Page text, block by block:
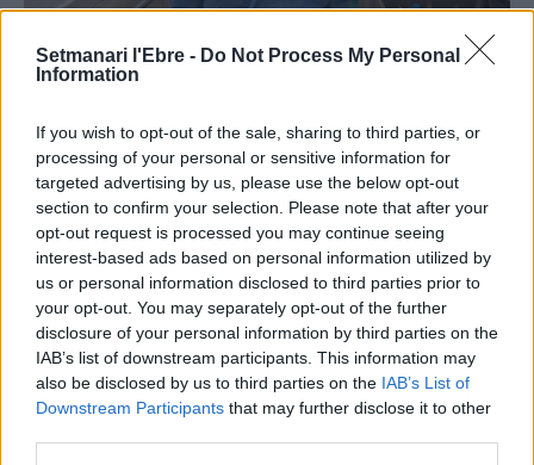
Setmanari l'Ebre - Do Not Process My Personal
Information
If you wish to opt-out of the sale, sharing to third parties, or
processing of your personal or sensitive information for
targeted advertising by us, please use the below opt-out
section to confirm your selection. Please note that after your
opt-out request is processed you may continue seeing
interest-based ads based on personal information utilized by
us or personal information disclosed to third parties prior to
your opt-out. You may separately opt-out of the further
disclosure of your personal information by third parties on the
IAB’s list of downstream participants. This information may
also be disclosed by us to third parties on the IAB’s List of
Downstream Participants that may further disclose it to other
Societat
estable aquest diumenge a les Terres de
l’Ebre
ACN - 24 d'octubre de 2021
- Advertisment -
MOST READ